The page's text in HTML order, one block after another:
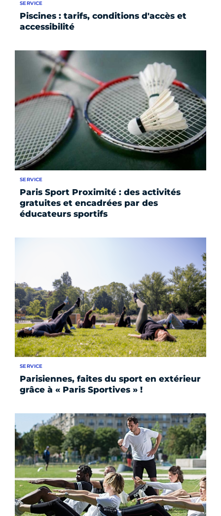
Piscines : tarifs, conditions d'accès et
accessibilité
SERVICE
Paris Sport Proximité : des activités
gratuites et encadrées par des
éducateurs sportifs
SERVICE
Parisiennes, faites du sport en extérieur
grâce à « Paris Sportives » !
SERVICE